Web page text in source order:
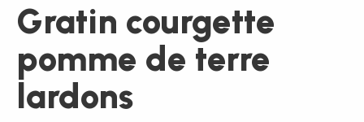
Gratin courgette
pomme de terre
lardons